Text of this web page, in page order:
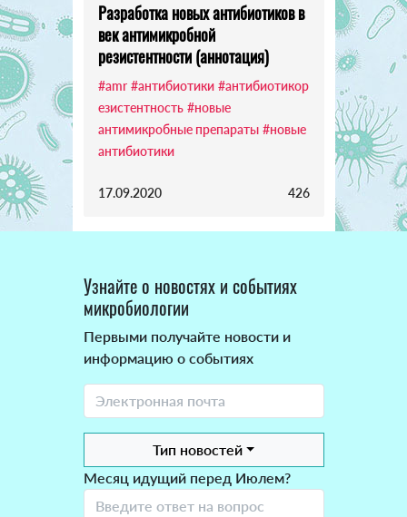
Разработка новых антибиотиков в
век антимикробной
резистентности (аннотация)
#amr #антибиотики #антибиотикор
езистентность #новые
антимикробные препараты #новые
антибиотики
17.09.2020 426
Узнайте о новостях и событиях
микробиологии
Первыми получайте новости и
информацию о событиях
Тип новостей
Месяц идущий перед Июлем?